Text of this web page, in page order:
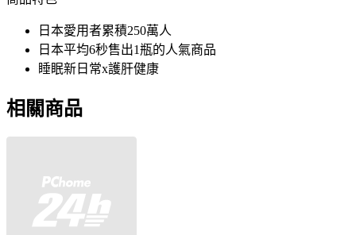
日本愛用者累積250萬人
日本平均6秒售出1瓶的人氣商品
睡眠新日常x護肝健康
相關商品